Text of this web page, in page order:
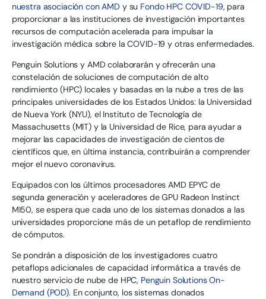
nuestra asociación con AMD y su Fondo HPC COVID-19, para
proporcionar a las instituciones de investigación importantes
recursos de computación acelerada para impulsar la
investigación médica sobre la COVID-19 y otras enfermedades.
Penguin Solutions y AMD colaborarán y ofrecerán una
constelación de soluciones de computación de alto
rendimiento (HPC) locales y basadas en la nube a tres de las
principales universidades de los Estados Unidos: la Universidad
de Nueva York (NYU), el Instituto de Tecnología de
Massachusetts (MIT) y la Universidad de Rice, para ayudar a
mejorar las capacidades de investigación de cientos de
científicos que, en última instancia, contribuirán a comprender
mejor el nuevo coronavirus.
Equipados con los últimos procesadores AMD EPYC de
segunda generación y aceleradores de GPU Radeon Instinct
MI50, se espera que cada uno de los sistemas donados a las
universidades proporcione más de un petaflop de rendimiento
de cómputos.
Se pondrán a disposición de los investigadores cuatro
petaflops adicionales de capacidad informática a través de
nuestro servicio de nube de HPC, Penguin Solutions On-
Demand (POD). En conjunto, los sistemas donados